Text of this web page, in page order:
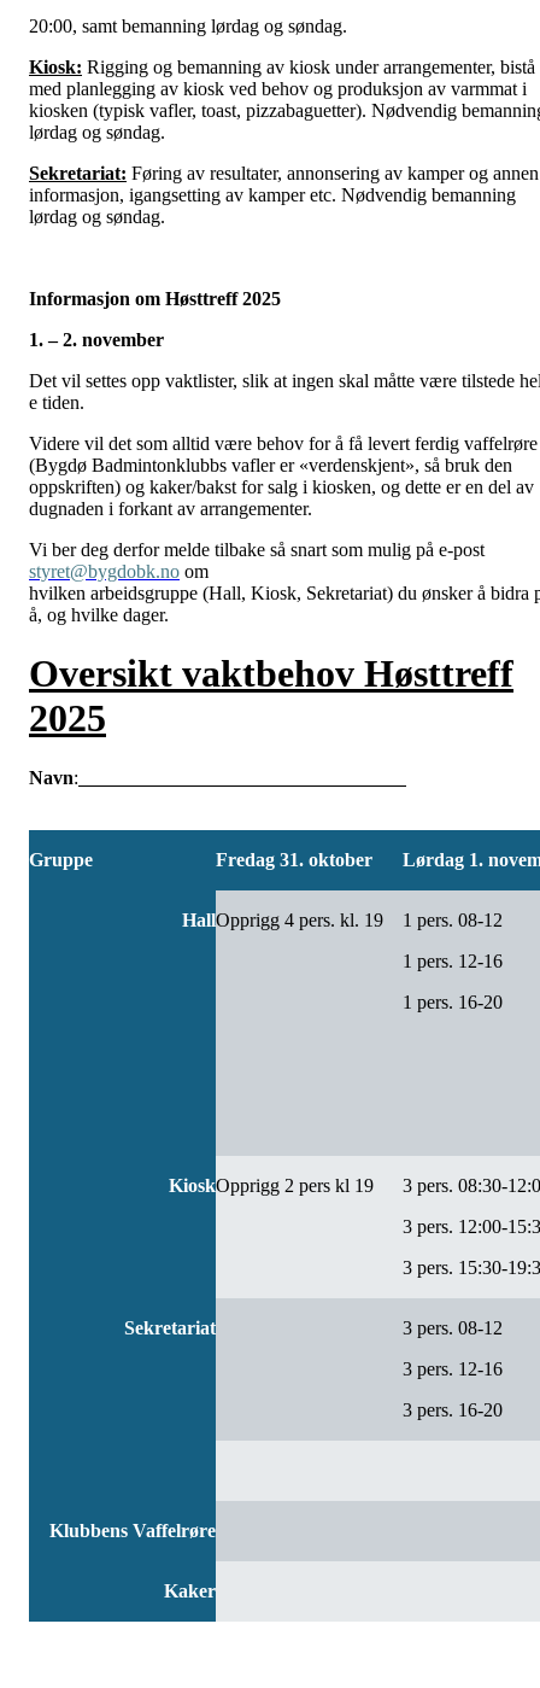
20:00, samt bemanning lørdag og søndag.
Kiosk: Rigging og bemanning av kiosk under arrangementer, bistå
med planlegging av kiosk ved behov og produksjon av varmmat i
kiosken (typisk vafler, toast, pizzabaguetter). Nødvendig
lørdag og søndag.
Sekretariat: Føring av resultater, annonsering av kamper og annen
informasjon, igangsetting av kamper etc. Nødvendig bemanning
lørdag og søndag.
Informasjon om Høsttreff 2025
1. – 2. november
Det vil settes opp vaktlister, slik at ingen skal måtte være tilstede
e tiden.
Videre vil det som alltid være behov for å få levert ferdig vaffelrøre
(Bygdø Badmintonklubbs vafler er «verdenskjent», så bruk den
oppskriften) og kaker/bakst for salg i kiosken, og dette er en del av
dugnaden i forkant av arrangementer.
Vi ber deg derfor melde tilbake så snart som mulig på e-post
styret@bygdobk.no om
hvilken arbeidsgruppe (Hall, Kiosk, Sekretariat) du ønsker å bidra
å, og hvilke dager.
Oversikt vaktbehov Høsttreff
2025
Navn:
Gruppe Fredag 31. oktober Lørdag 1.
HallOpprigg 4 pers. kl. 19
1 pers. 08-12
1 pers. 12-16
1 pers. 16-20
KioskOpprigg 2 pers kl 19
3 pers. 08:30-
3 pers. 12:00-
3 pers. 15:30-
Sekretariat
3 pers. 08-12
3 pers. 12-16
3 pers. 16-20
Klubbens Vaffelrøre
Kaker